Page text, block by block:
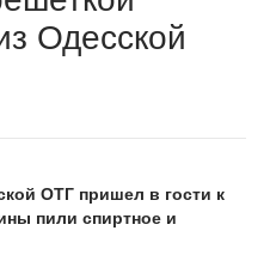
Одесской
ОТГ пришел в гости к
пили спиртное и